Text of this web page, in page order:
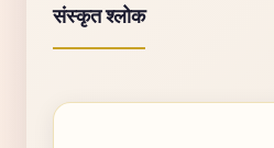
संस्कृत श्लोक